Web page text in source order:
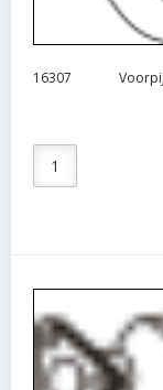
16307